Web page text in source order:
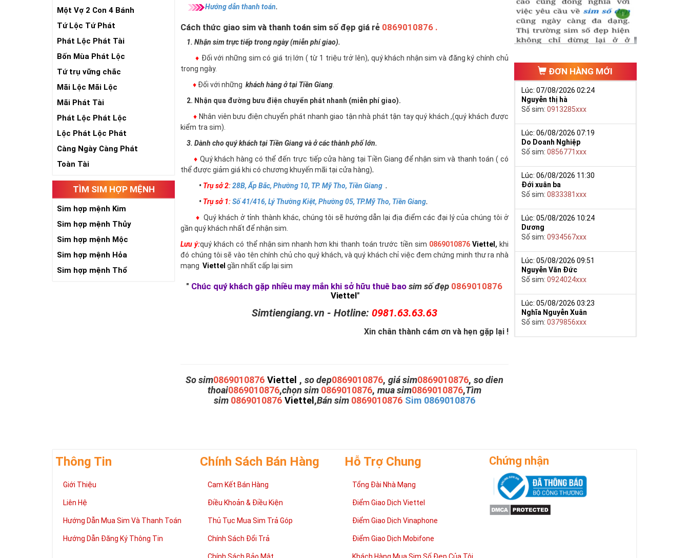
Một Vợ 2 Con 4 Bánh
Tứ Lộc Tứ Phát
Phát Lộc Phát Tài
Bốn Mùa Phát Lộc
Tứ trụ vững chắc
Mãi Lộc Mãi Lộc
Mãi Phát Tài
Phát Lộc Phát Lộc
Lộc Phát Lộc Phát
Càng Ngày Càng Phát
Toàn Tài
TÌM SIM HỢP MỆNH
Sim hợp mệnh Kim
Sim hợp mệnh Thủy
Sim hợp mệnh Mộc
Sim hợp mệnh Hỏa
Sim hợp mệnh Thổ
Hướng dẫn thanh toán.
Cách thức giao sim và thanh toán sim số đẹp giá rẻ 0869010876 .
1. Nhận sim trực tiếp trong ngày (miễn phí giao).
♦ Đối với những sim có giá trị lớn ( từ 1 triệu trở lên), quý khách nhận sim và đăng ký chính chủ
trong ngày.
♦ Đối với nhữngkhách hàng ở tại Tiền Giang
2. Nhận qua đường bưu điện chuyển phát nhanh (miễn phí giao).
♦ Nhân viên bưu điện chuyển phát nhanh giao tận nhà phát tận tay quý khách ,(quý khách được
kiểm tra sim).
3. Dành cho quý khách tại Tiền Giang và ở các thành phố lớn.
♦ Quý khách hàng có thể đến trực tiếp cửa hàng tại Tiền Giang để nhận sim và thanh toán ( có
thể được giảm giá khi có chương khuyến mãi tại cửa hàng).
• Trụ sở 2: 28B, Ấp Bắc, Phường 10, TP. Mỹ Tho, Tiền Giang .
• Trụ sở 1: Số 41/416, Lý Thường Kiệt, Phường 05, TP.Mỹ Tho, Tiền Giang.
♦ Quý khách ở tỉnh thành khác, chúng tôi sẽ hướng dẫn lại địa điểm các đại lý của chúng tôi ở
gần quý khách nhất để nhận sim.
Lưu ý:quý khách có thể nhận sim nhanh hơn khi thanh toán trước tiền sim 0869010876 Viettel , khi
đó chúng tôi sẽ vào tên chính chủ cho quý khách, và quý khách chỉ việc đem chứng minh thư ra nhà
mạng Viettel gần nhất cấp lại sim
" Chúc quý khách gặp nhiều may mắn khi sở hữu thuê baosim số đẹp 0869010876
Viettel"
Simtiengiang.vn - Hotline: 0981.63.63.63
Xin chân thành cám ơn và hẹn gặp lại !
So sim0869010876 Viettel , so dep0869010876, giá sim0869010876, so dien
thoai0869010876,chọn sim 0869010876, mua sim0869010876,Tìm
sim 0869010876 Viettel ,Bán sim 0869010876 Sim 0869010876
ĐƠN HÀNG MỚI
Lúc: 07/08/2026 02:24
Nguyễn thị hà
Số sim:0913285xxx
Lúc: 06/08/2026 07:19
Do Doanh Nghiệp
Số sim:0856771xxx
Lúc: 06/08/2026 11:30
Đới xuân ba
Số sim:0833381xxx
Lúc: 05/08/2026 10:24
Dương
Số sim:0934567xxx
Lúc: 05/08/2026 09:51
Nguyễn Văn Đức
Số sim:0924024xxx
Lúc: 05/08/2026 03:23
Nghĩa Nguyễn Xuân
Số sim:0379856xxx
Thông Tin
Giới Thiệu
Liên Hệ
Hướng Dẫn Mua Sim Và Thanh Toán
Hướng Dẫn Đăng Ký Thông Tin
Chính Sách Bán Hàng
Cam Kết Bán Hàng
Điều Khoản & Điều Kiện
Thủ Tục Mua Sim Trả Góp
Chính Sách Đổi Trả
Hỗ Trợ Chung
Tổng Đài Nhà Mạng
Điểm Giao Dịch Viettel
Điểm Giao Dịch Vinaphone
Điểm Giao Dịch Mobifone
Chứng nhận